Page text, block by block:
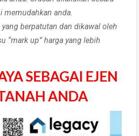
memudahkan anda.
berpatutan dan dikawal oleh
“mark up” harga yang lebih
SEBAGAI EJEN
ANDA